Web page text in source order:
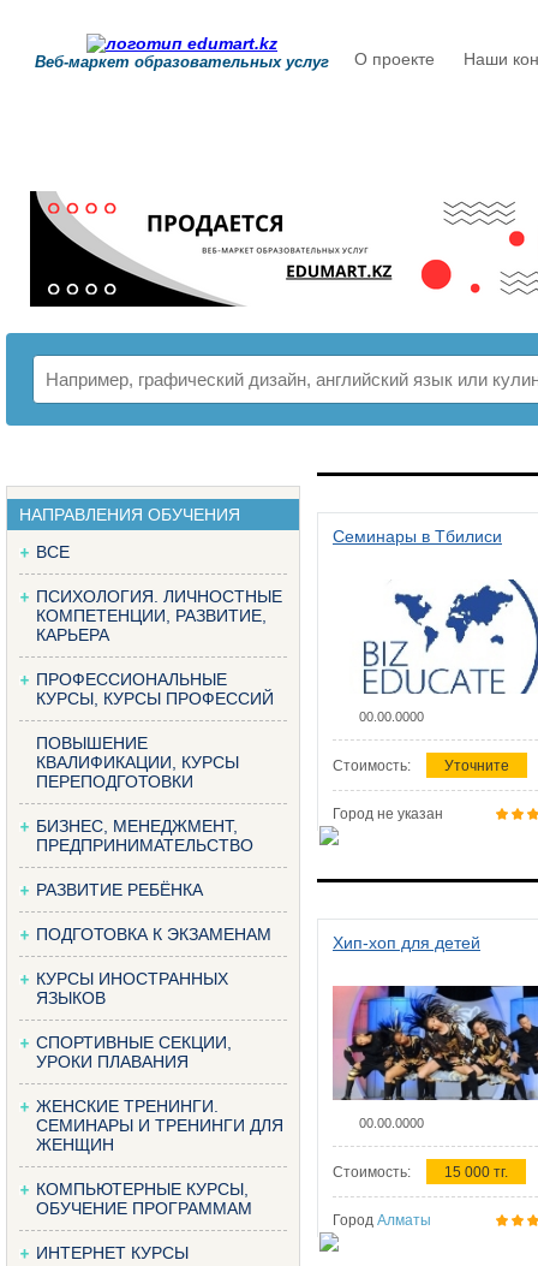
Веб-маркет образовательных услуг О проекте Наши
НАПРАВЛЕНИЯ ОБУЧЕНИЯ
ВСЕ
ПСИХОЛОГИЯ. ЛИЧНОСТНЫЕ
КОМПЕТЕНЦИИ, РАЗВИТИЕ,
КАРЬЕРА
ПРОФЕССИОНАЛЬНЫЕ
КУРСЫ, КУРСЫ ПРОФЕССИЙ
ПОВЫШЕНИЕ
КВАЛИФИКАЦИИ, КУРСЫ
ПЕРЕПОДГОТОВКИ
БИЗНЕС, МЕНЕДЖМЕНТ,
ПРЕДПРИНИМАТЕЛЬСТВО
РАЗВИТИЕ РЕБЁНКА
ПОДГОТОВКА К ЭКЗАМЕНАМ
КУРСЫ ИНОСТРАННЫХ
ЯЗЫКОВ
СПОРТИВНЫЕ СЕКЦИИ,
УРОКИ ПЛАВАНИЯ
ЖЕНСКИЕ ТРЕНИНГИ.
СЕМИНАРЫ И ТРЕНИНГИ ДЛЯ
ЖЕНЩИН
КОМПЬЮТЕРНЫЕ КУРСЫ,
ОБУЧЕНИЕ ПРОГРАММАМ
ИНТЕРНЕТ КУРСЫ
Семинары в Тбилиси
00.00.0000
Стоимость: Уточните
Город не указан
Хип-хоп для детей
00.00.0000
Стоимость: 15 000 тг.
Город Алматы